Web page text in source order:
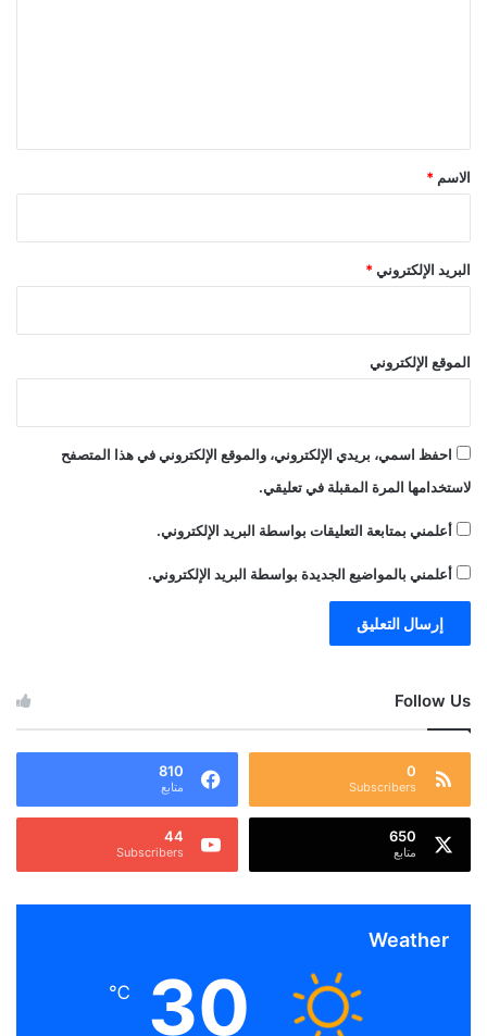
*
الاسم *
البريد الإلكتروني*
الموقع الإلكتروني
احفظ اسمي، بريدي الإلكتروني، والموقع الإلكتروني في هذا المتصفح
لاستخدامها المرة المقبلة في تعليقي.
أعلمني بمتابعة التعليقات بواسطة البريد الإلكتروني.
أعلمني بالمواضيع الجديدة بواسطة البريد الإلكتروني.
Follow Us
0
Subscribers
810
متابع
650
متابع
44
Subscribers
Weather
30
℃